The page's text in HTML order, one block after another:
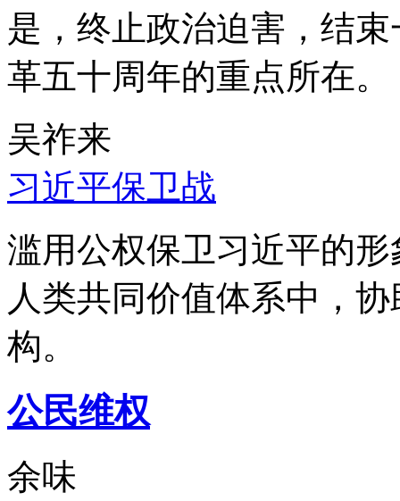
是，终止政治迫害，结
革五十周年的重点所在。
吴祚来
习近平保卫战
滥用公权保卫习近平的
人类共同价值体系中，
构。
公民维权
余味